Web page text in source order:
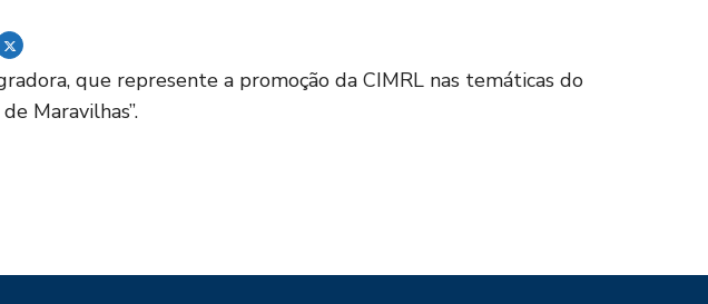
que represente a promoção da CIMRL nas temáticas do
Maravilhas”.